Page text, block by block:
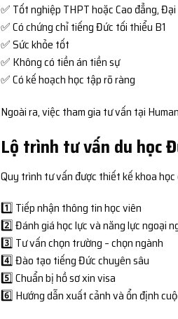
✅ Tốt nghiệp THPT hoặc Cao đẳng,
✅ Có chứng chỉ tiếng Đức tối thiểu B1
✅ Sức khỏe tốt
✅ Không có tiền án tiền sự
✅ Có kế hoạch học tập rõ ràng
Ngoài ra, việc tham gia tư vấn tại
Lộ trình tư vấn du học
Quy trình tư vấn được thiết kế khoa học
1️⃣ Tiếp nhận thông tin học viên
2️⃣ Đánh giá học lực và năng lực ngoại
3️⃣ Tư vấn chọn trường – chọn ngành
4️⃣ Đào tạo tiếng Đức chuyên sâu
5️⃣ Chuẩn bị hồ sơ xin visa
6️⃣ Hướng dẫn xuất cảnh và ổn định